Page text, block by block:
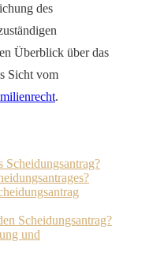
des
Überblick über das
Sicht vom
.
Scheidungsantrag?
Scheidungsantrag?
und